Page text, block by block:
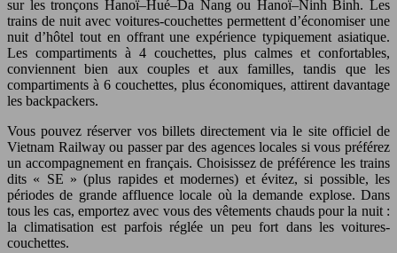
sur les tronçons Hanoï–Hué–Da Nang ou Hanoï–Ninh Binh. Les
trains de nuit avec voitures-couchettes permettent d’économiser une
nuit d’hôtel tout en offrant une expérience typiquement asiatique.
Les compartiments à 4 couchettes, plus calmes et confortables,
conviennent bien aux couples et aux familles, tandis que les
compartiments à 6 couchettes, plus économiques, attirent davantage
les backpackers.
Vous pouvez réserver vos billets directement via le site officiel de
Vietnam Railway ou passer par des agences locales si vous préférez
un accompagnement en français. Choisissez de préférence les trains
dits « SE » (plus rapides et modernes) et évitez, si possible, les
périodes de grande affluence locale où la demande explose. Dans
tous les cas, emportez avec vous des vêtements chauds pour la nuit :
la climatisation est parfois réglée un peu fort dans les voitures-
couchettes.